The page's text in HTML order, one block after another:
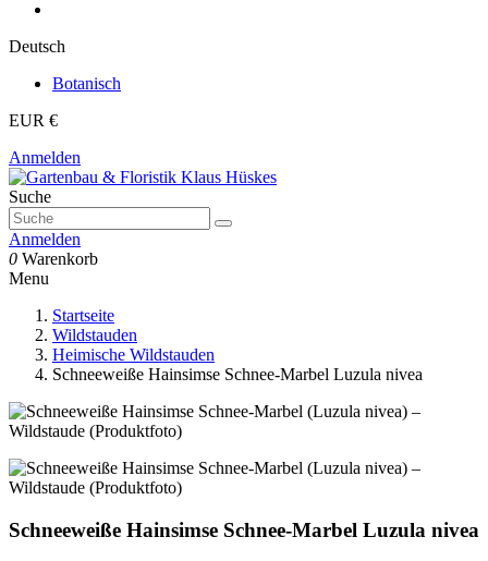
Deutsch
Botanisch
EUR €
Anmelden
Suche
Anmelden
0 Warenkorb
Menu
Startseite
Wildstauden
Heimische Wildstauden
Schneeweiße Hainsimse Schnee-Marbel Luzula nivea
Schneeweiße Hainsimse Schnee-Marbel Luzula nivea